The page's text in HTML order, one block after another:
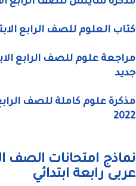
كتاب العلوم للصف الرابع الابتدائي الترم
جديد
مذكرة علوم كاملة للصف الرابع
2022
عربى رابعة ابتدائي